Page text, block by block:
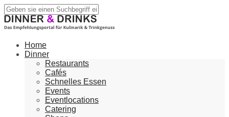
Home
Dinner
Restaurants
Cafés
Schnelles Essen
Events
Eventlocations
Catering